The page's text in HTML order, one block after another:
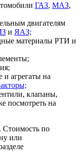
ГАЗ, МАЗ,
двигателям
и ЯАЗ;
материалы РТИ и
и агрегаты на
клапаны,
посмотреть на
Стоимость по
или